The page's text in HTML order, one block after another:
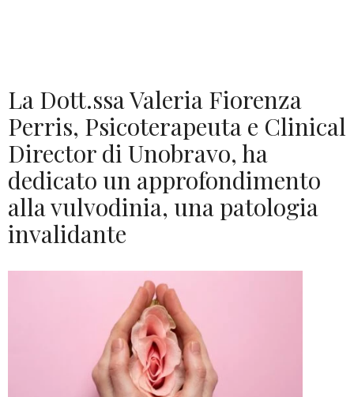
La Dott.ssa Valeria Fiorenza
Perris, Psicoterapeuta e Clinical
Director di Unobravo, ha
dedicato un approfondimento
alla vulvodinia, una patologia
invalidante